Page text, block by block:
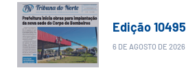
Edição 10495
6 DE AGOSTO DE 2026